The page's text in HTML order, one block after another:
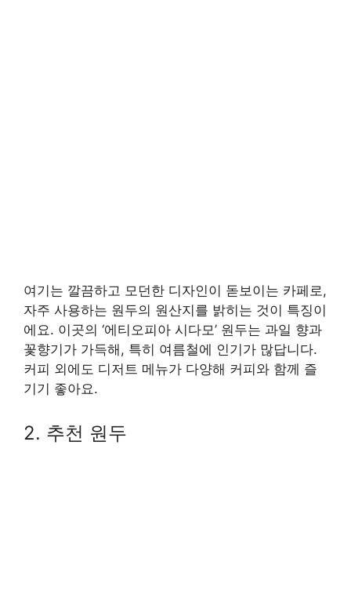
여기는 깔끔하고 모던한 디자인이 돋보이는 카페로,
자주 사용하는 원두의 원산지를 밝히는 것이 특징이
에요. 이곳의 ‘에티오피아 시다모’ 원두는 과일 향과
꽃향기가 가득해, 특히 여름철에 인기가 많답니다.
커피 외에도 디저트 메뉴가 다양해 커피와 함께 즐
기기 좋아요.
2. 추천 원두